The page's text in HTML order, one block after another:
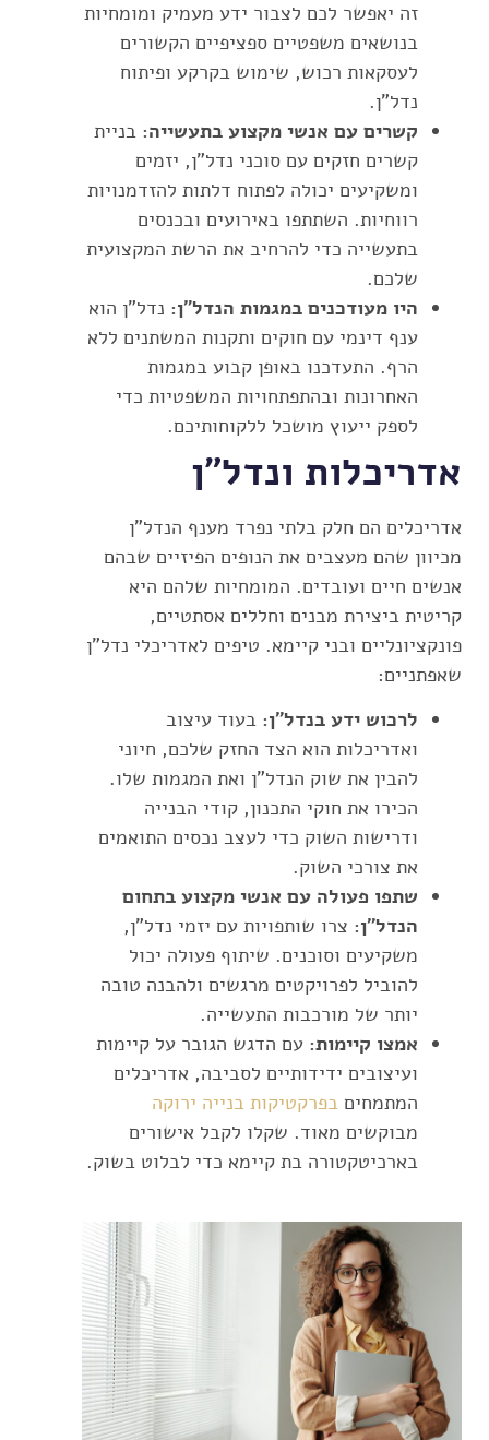
זה יאפשר לכם לצבור ידע מעמיק ומומחיות
בנושאים משפטיים ספציפיים הקשורים
לעסקאות רכוש, שימוש בקרקע ופיתוח
נדל"ן.
קשרים עם אנשי מקצוע בתעשייה: בניית
קשרים חזקים עם סוכני נדל"ן, יזמים
ומשקיעים יכולה לפתוח דלתות להזדמנויות
רווחיות. השתתפו באירועים ובכנסים
בתעשייה כדי להרחיב את הרשת המקצועית
שלכם.
היו מעודכנים במגמות הנדל"ן: נדל"ן הוא
ענף דינמי עם חוקים ותקנות המשתנים ללא
הרף. התעדכנו באופן קבוע במגמות
האחרונות ובהתפתחויות המשפטיות כדי
לספק ייעוץ מושכל ללקוחותיכם.
אדריכלות ונדל"ן
אדריכלים הם חלק בלתי נפרד מענף הנדל"ן
מכיוון שהם מעצבים את הנופים הפיזיים שבהם
אנשים חיים ועובדים. המומחיות שלהם היא
קריטית ביצירת מבנים וחללים אסתטיים,
פונקציונליים ובני קיימא. טיפים לאדריכלי נדל"ן
שאפתניים:
לרכוש ידע בנדל"ן: בעוד עיצוב
ואדריכלות הוא הצד החזק שלכם, חיוני
להבין את שוק הנדל"ן ואת המגמות שלו.
הכירו את חוקי התכנון, קודי הבנייה
ודרישות השוק כדי לעצב נכסים התואמים
את צורכי השוק.
שתפו פעולה עם אנשי מקצוע בתחום
הנדל"ן: צרו שותפויות עם יזמי נדל"ן,
משקיעים וסוכנים. שיתוף פעולה יכול
להוביל לפרויקטים מרגשים ולהבנה טובה
יותר של מורכבות התעשייה.
אמצו קיימות: עם הדגש הגובר על קיימות
ועיצובים ידידותיים לסביבה, אדריכלים
המתמחים בפרקטיקות בנייה ירוקה
מבוקשים מאוד. שקלו לקבל אישורים
בארכיטקטורה בת קיימא כדי לבלוט בשוק.